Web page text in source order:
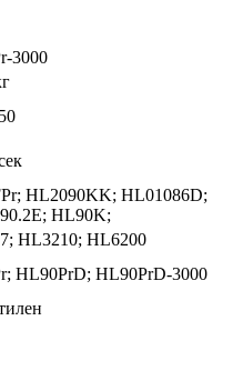
3000
HL2090KK; HL01086D;
HL90K;
HL3210; HL6200
HL90PrD; HL90PrD-3000